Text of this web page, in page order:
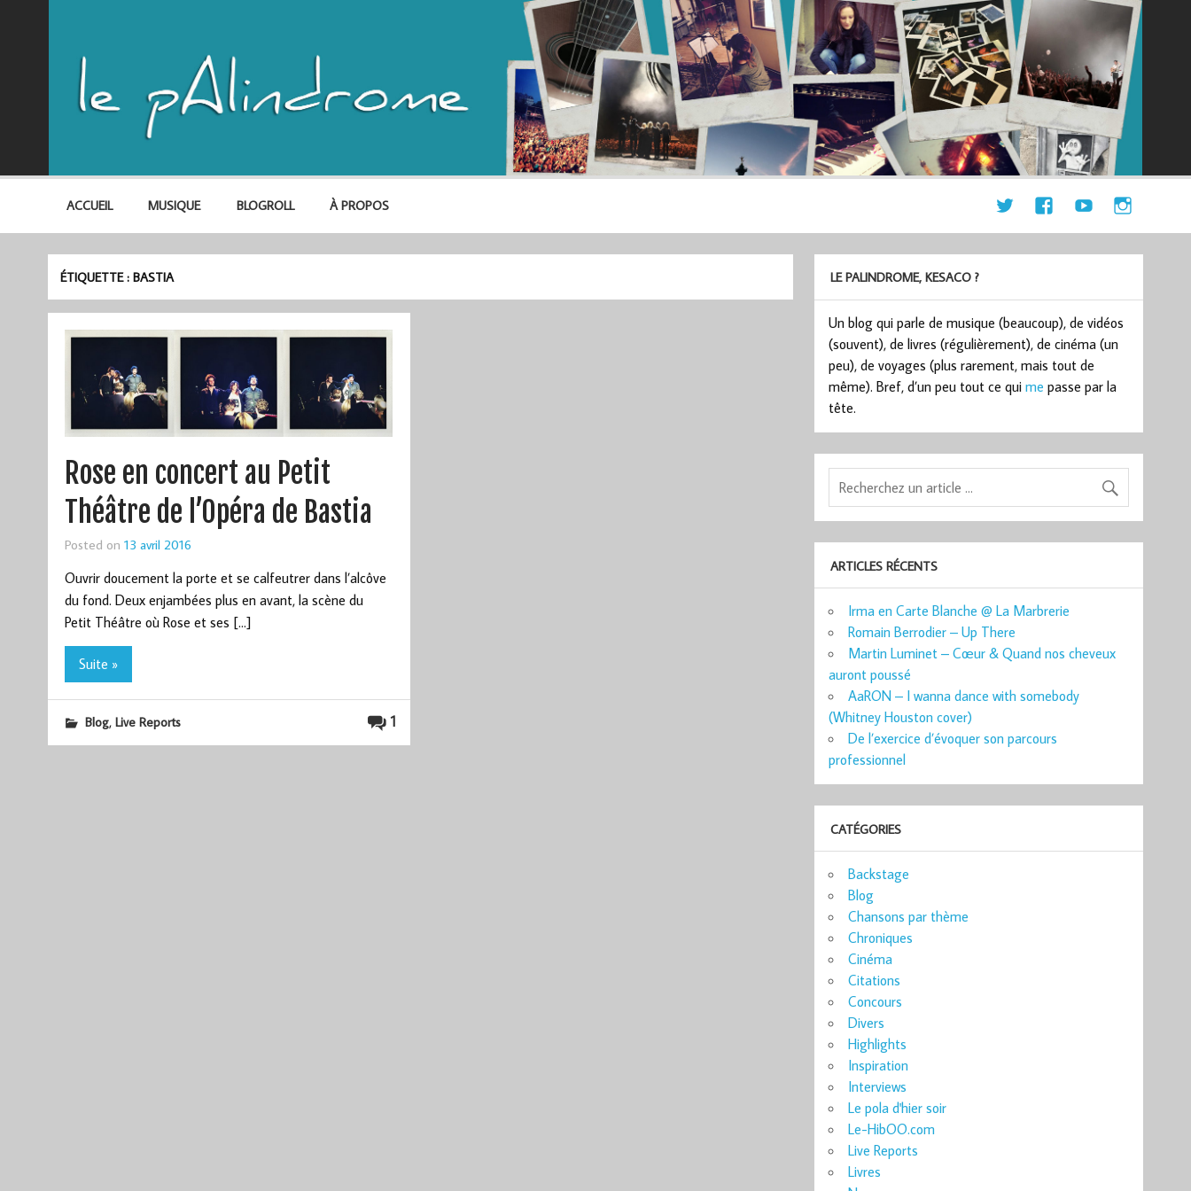
ACCUEIL MUSIQUE BLOGROLL À PROPOS
ÉTIQUETTE :BASTIA
Rose en concert au Petit
Théâtre de l’Opéra de Bastia
Posted on 13 avril 2016
Ouvrir doucement la porte et se calfeutrer dans l’alcôve
du fond. Deux enjambées plus en avant, la scène du
Petit Théâtre où Rose et ses […]
Suite »
1
Blog, Live Reports
LE PALINDROME, KESACO ?
Un blog qui parle de musique (beaucoup), de vidéos
(souvent), de livres (régulièrement), de cinéma (un
peu), de voyages (plus rarement, mais tout de
même). Bref, d’un peu tout ce quime passe par la
tête.
ARTICLES RÉCENTS
Irma en Carte Blanche @ La Marbrerie
Romain Berrodier – Up There
Martin Luminet – Cœur & Quand nos cheveux
auront poussé
AaRON – I wanna dance with somebody
(Whitney Houston cover)
De l’exercice d’évoquer son parcours
professionnel
CATÉGORIES
Backstage
Blog
Chansons par thème
Chroniques
Cinéma
Citations
Concours
Divers
Highlights
Inspiration
Interviews
Le pola d'hier soir
Le-HibOO.com
Live Reports
Livres